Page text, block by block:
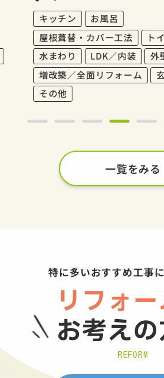
キッチン
お風呂
屋根葺替・カバー工法
ト
水まわり
LDK／内装
外
増改築／全面リフォーム
その他
一覧をみる
特に多いおすすめ工事
リフォ
お考え
REFORM